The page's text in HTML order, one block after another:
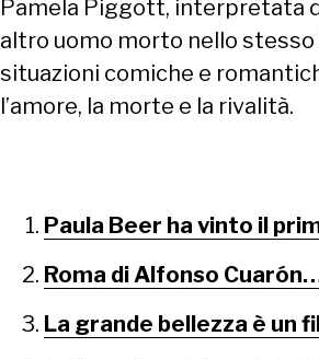
Pamela Piggott, interpretata
altro uomo morto nello stesso
situazioni comiche e
l’amore, la morte e la rivalità.
Paula Beer ha vinto il
Roma di Alfonso
La grande bellezza è un